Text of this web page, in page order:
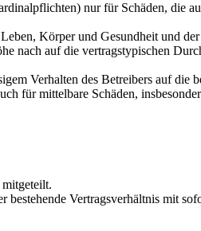
nur für Schäden, die
Körper und Gesundheit und
nach auf die vertragstypischen
Verhalten des Betreibers auf die
für mittelbare Schäden,
bestehende Vertragsverhältnis mit